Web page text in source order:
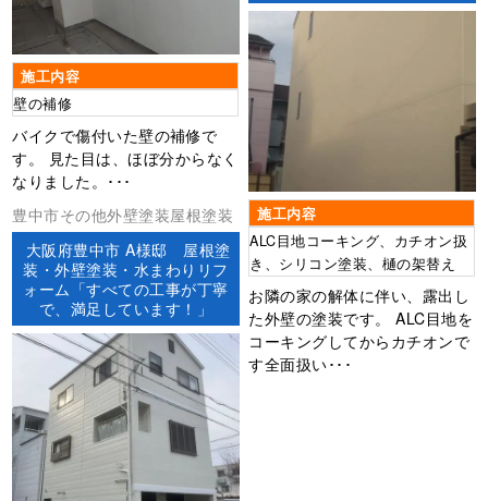
施工内容
壁の補修
バイクで傷付いた壁の補修で
す。 見た目は、ほぼ分からなく
なりました。･･･
施工内容
ALC目地コーキング、カチオン扱
き、シリコン塗装、樋の架替え
お隣の家の解体に伴い、露出し
た外壁の塗装です。 ALC目地を
コーキングしてからカチオンで
す全面扱い･･･
豊中市その他外壁塗装屋根塗装
大阪府豊中市 A様邸 屋根塗
装・外壁塗装・水まわりリフ
ォーム「すべての工事が丁寧
で、満足しています！」